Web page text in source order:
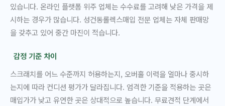
있습니다. 온라인 플랫폼 위주 업체는 수수료를 고려해 낮은 가격을 제
시하는 경우가 많습니다. 성건동롤렉스매입 전문 업체는 자체 판매망
을 갖추고 있어 중간 마진이 적습니다.
감정 기준 차이
스크래치를 어느 수준까지 허용하는지, 오버홀 이력을 얼마나 중시하
는지에 따라 컨디션 평가가 달라집니다. 엄격한 기준을 적용하는 곳은
매입가가 낮고 유연한 곳은 상대적으로 높습니다. 무료견적 단계에서